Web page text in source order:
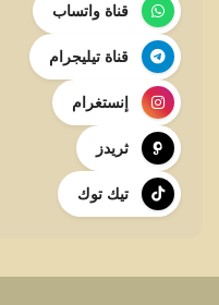
قناة واتساب
قناة تيليجرام
إنستغرام
ثريدز
تيك توك